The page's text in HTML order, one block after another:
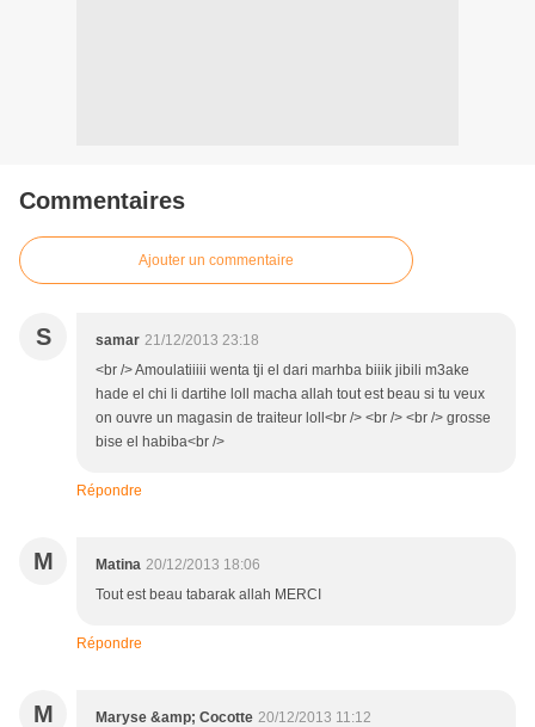
Commentaires
Ajouter un commentaire
S samar 21/12/2013 23:18
<br /> Amoulatiiiii wenta tji el dari marhba biiik jibili m3ake
hade el chi li dartihe loll macha allah tout est beau si tu veux
on ouvre un magasin de traiteur loll<br /> <br /> <br /> grosse
bise el habiba<br />
Répondre
M Matina 20/12/2013 18:06
Tout est beau tabarak allah MERCI
Répondre
M Maryse &amp; Cocotte 20/12/2013 11:12